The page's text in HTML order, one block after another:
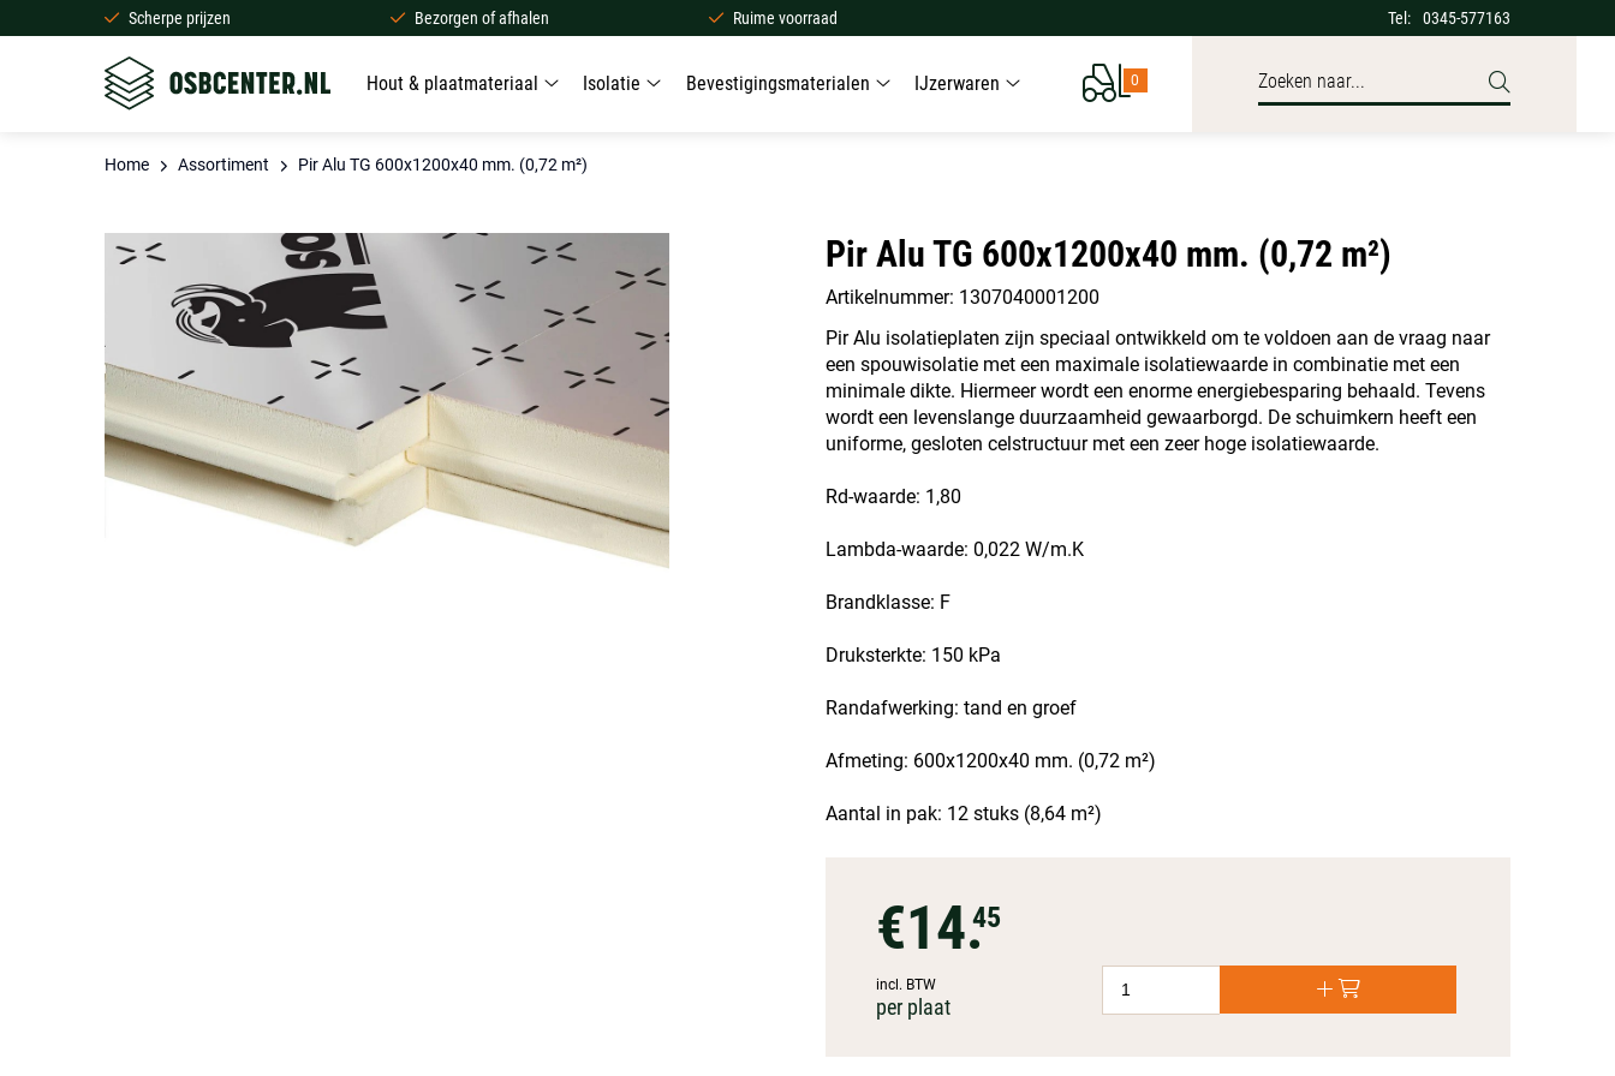
Scherpe prijzen Bezorgen of afhalen Ruime voorraad Tel: 0345-577163
Hout & plaatmateriaal Isolatie Bevestigingsmaterialen IJzerwaren 0
Home Assortiment Pir Alu TG 600x1200x40 mm. (0,72 m²)
Pir Alu TG 600x1200x40 mm. (0,72 m²)
Artikelnummer: 1307040001200
Pir Alu isolatieplaten zijn speciaal ontwikkeld om te voldoen aan de vraag naar
een spouwisolatie met een maximale isolatiewaarde in combinatie met een
minimale dikte. Hiermeer wordt een enorme energiebesparing behaald. Tevens
wordt een levenslange duurzaamheid gewaarborgd. De schuimkern heeft een
uniforme, gesloten celstructuur met een zeer hoge isolatiewaarde.
Rd-waarde: 1,80
Lambda-waarde: 0,022 W/m.K
Brandklasse: F
Druksterkte: 150 kPa
Randafwerking: tand en groef
Afmeting: 600x1200x40 mm. (0,72 m²)
Aantal in pak: 12 stuks (8,64 m²)
€14.45
incl. BTW
per plaat